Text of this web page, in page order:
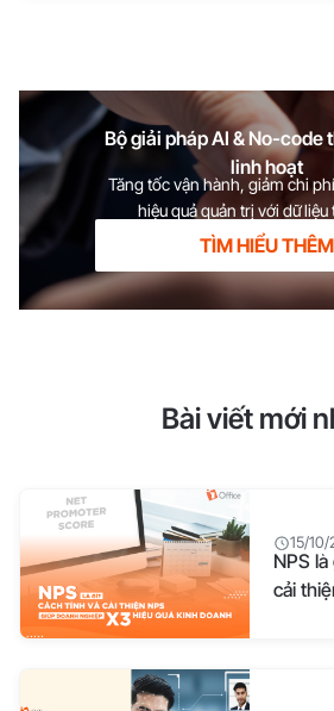
Bộ giải pháp AI & No-code
linh hoạt
Tăng tốc vận hành, giảm chi
hiệu quả quản trị với dữ liệu
TÌM HIỂU THÊM
Bài viết mới
15/
NPS
cải